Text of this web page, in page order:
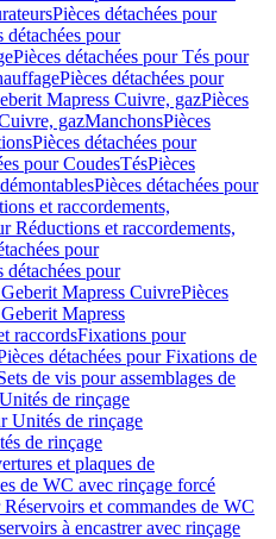
Pièces détachées pour
détachées pour
Pièces détachées pour Tés pour
Pièces détachées pour
Mapress Cuivre, gazPièces
gazManchonsPièces
Pièces détachées pour
pour CoudesTésPièces
Pièces détachées pour
et raccordements,
Réductions et raccordements,
pour
détachées pour
Mapress CuivrePièces
Mapress
raccordsFixations pour
détachées pour Fixations de
de vis pour assemblages de
Unités de rinçage
Unités de rinçage
de rinçage
et plaques de
de WC avec rinçage forcé
Réservoirs et commandes de WC
à encastrer avec rinçage